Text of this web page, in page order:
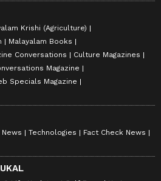
Krishi (Agriculture)
Malayalam Books
Conversations
Culture Magazines
Magazine
Specials Magazine
Technologies
Fact Check News